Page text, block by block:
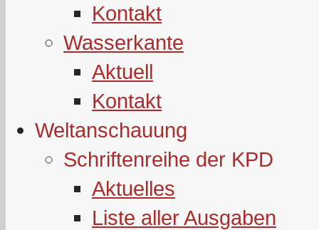
Kontakt
Wasserkante
Aktuell
Kontakt
Weltanschauung
Schriftenreihe der KPD
Aktuelles
Liste aller Ausgaben